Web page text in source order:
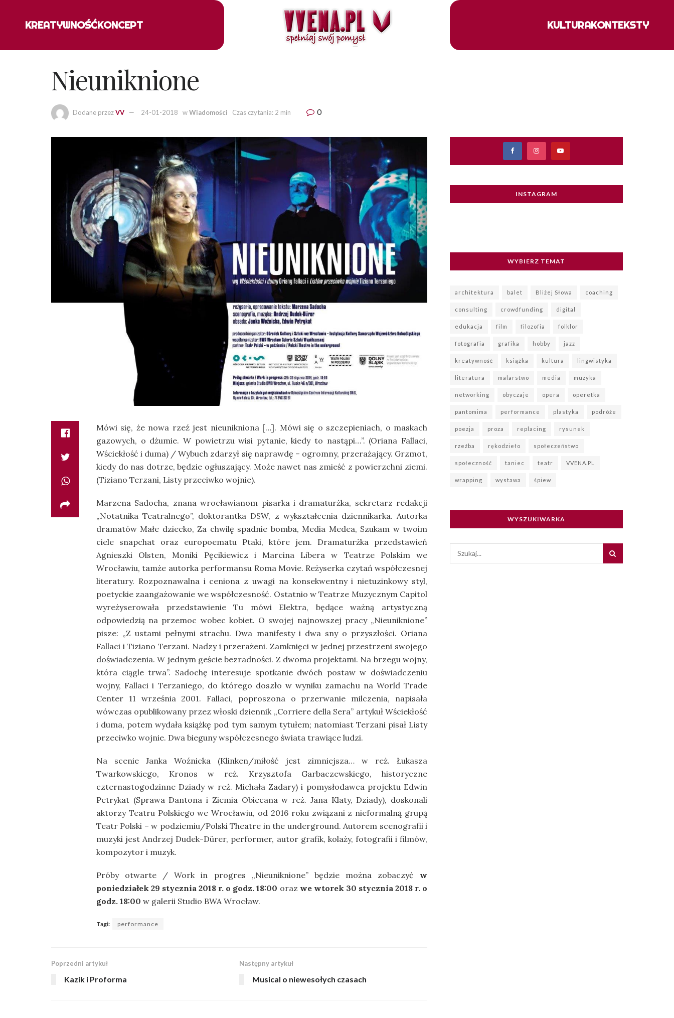
KREATYWNOŚĆKONCEPT KULTURAKONTEKSTY
Nieuniknione
Dodane przezVV 24-01-2018 wWiadomości Czas czytania: 2 min 0
Mówi się, że nowa rzeź jest nieunikniona […]. Mówi się o szczepieniach, o maskach
gazowych, o dżumie. W powietrzu wisi pytanie, kiedy to nastąpi…”. (Oriana Fallaci,
Wściekłość i duma) / Wybuch zdarzył się naprawdę – ogromny, przerażający. Grzmot,
kiedy do nas dotrze, będzie ogłuszający. Może nawet nas zmieść z powierzchni ziemi.
(Tiziano Terzani, Listy przeciwko wojnie).
Marzena Sadocha, znana wrocławianom pisarka i dramaturżka, sekretarz redakcji
„Notatnika Teatralnego”, doktorantka DSW, z wykształcenia dziennikarka. Autorka
dramatów Małe dziecko, Za chwilę spadnie bomba, Media Medea, Szukam w twoim
ciele snapchat oraz europoematu Ptaki, które jem. Dramaturżka przedstawień
Agnieszki Olsten, Moniki Pęcikiewicz i Marcina Libera w Teatrze Polskim we
Wrocławiu, tamże autorka performansu Roma Movie. Reżyserka czytań współczesnej
literatury. Rozpoznawalna i ceniona z uwagi na konsekwentny i nietuzinkowy styl,
poetyckie zaangażowanie we współczesność. Ostatnio w Teatrze Muzycznym Capitol
wyreżyserowała przedstawienie Tu mówi Elektra, będące ważną artystyczną
odpowiedzią na przemoc wobec kobiet. O swojej najnowszej pracy „Nieuniknione”
pisze: „Z ustami pełnymi strachu. Dwa manifesty i dwa sny o przyszłości. Oriana
Fallaci i Tiziano Terzani. Nadzy i przerażeni. Zamknięci w jednej przestrzeni swojego
doświadczenia. W jednym geście bezradności. Z dwoma projektami. Na brzegu wojny,
która ciągle trwa”. Sadochę interesuje spotkanie dwóch postaw w doświadczeniu
wojny, Fallaci i Terzaniego, do którego doszło w wyniku zamachu na World Trade
Center 11 września 2001. Fallaci, poproszona o przerwanie milczenia, napisała
wówczas opublikowany przez włoski dziennik „Corriere della Sera” artykuł Wściekłość
i duma, potem wydała książkę pod tym samym tytułem; natomiast Terzani pisał Listy
przeciwko wojnie. Dwa bieguny współczesnego świata trawiące ludzi.
Na scenie Janka Woźnicka (Klinken/miłość jest zimniejsza… w reż. Łukasza
Twarkowskiego, Kronos w reż. Krzysztofa Garbaczewskiego, historyczne
czternastogodzinne Dziady w reż. Michała Zadary) i pomysłodawca projektu Edwin
Petrykat (Sprawa Dantona i Ziemia Obiecana w reż. Jana Klaty, Dziady), doskonali
aktorzy Teatru Polskiego we Wrocławiu, od 2016 roku związani z nieformalną grupą
Teatr Polski – w podziemiu/Polski Theatre in the underground. Autorem scenografii i
muzyki jest Andrzej Dudek-Dürer, performer, autor grafik, kolaży, fotografii i filmów,
kompozytor i muzyk.
Próby otwarte / Work in progres „Nieuniknione” będzie można zobaczyć w
poniedziałek 29 stycznia 2018 r. o godz. 18:00 oraz we wtorek 30 stycznia 2018 r. o
godz. 18:00 w galerii Studio BWA Wrocław.
Tagi: performance
Poprzedni artykuł
Kazik i Proforma
Następny artykuł
Musical o niewesołych czasach
INSTAGRAM
WYBIERZ TEMAT
architektura balet Bliżej Słowa coaching
consulting crowdfunding digital
edukacja film filozofia folklor
fotografia grafika hobby jazz
kreatywność książka kultura lingwistyka
literatura malarstwo media muzyka
networking obyczaje opera operetka
pantomima performance plastyka podróże
poezja proza replacing rysunek
rzeźba rękodzieło społeczeństwo
społeczność taniec teatr VVENA.PL
wrapping wystawa śpiew
WYSZUKIWARKA